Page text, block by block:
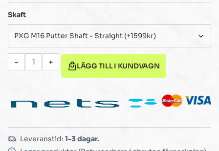
Skaft
- + LÄGG TILL I KUNDVAGN
Leveranstid: 1-3 dagar.